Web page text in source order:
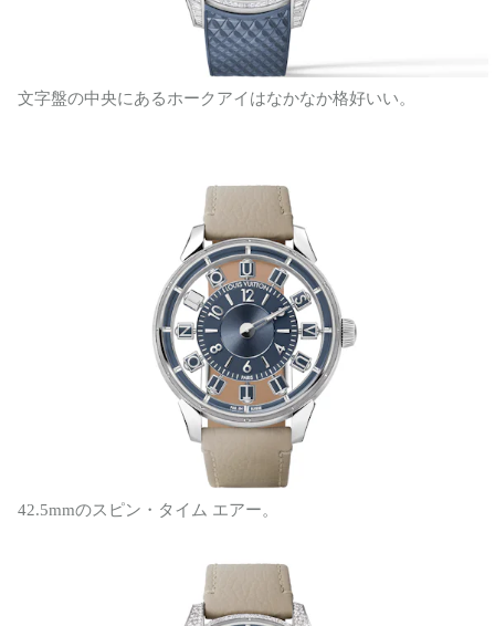
文字盤の中央にあるホークアイはなかなか格好いい。
42.5mmのスピン・タイム エアー。